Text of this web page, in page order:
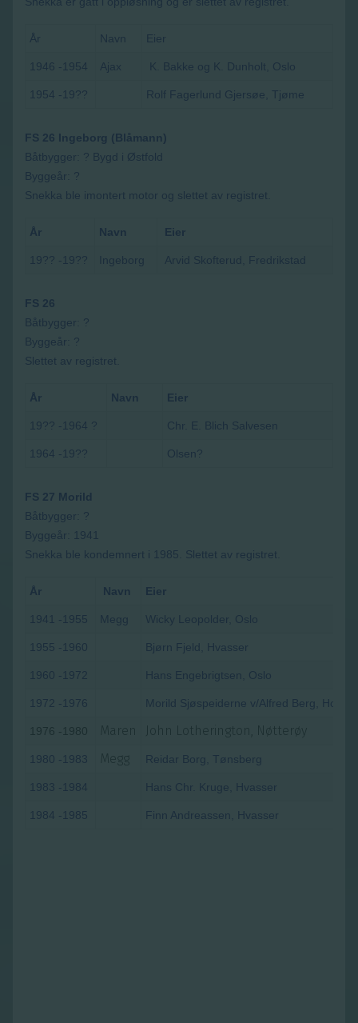
År Navn Eier
1946 -1954 Ajax K. Bakke og K. Dunholt, Oslo
1954 -19?? Rolf Fagerlund Gjersøe, Tjøme
FS 26 Ingeborg (Blåmann)
Båtbygger: ? Bygd i Østfold
Byggeår: ?
Snekka ble imontert motor og slettet av registret.
År Navn Eier
19?? -19?? Ingeborg Arvid Skofterud, Fredrikstad
FS 26
Båtbygger: ?
Byggeår: ?
Slettet av registret.
År Navn Eier
19?? -1964 ? Chr. E. Blich Salvesen
1964 -19?? Olsen?
FS 27 Morild
Båtbygger: ?
Byggeår: 1941
Snekka ble kondemnert i 1985. Slettet av registret.
År Navn Eier
1941 -1955 Megg Wicky Leopolder, Oslo
1955 -1960 Bjørn Fjeld, Hvasser
1960 -1972 Hans Engebrigtsen, Oslo
1972 -1976 Morild Sjøspeiderne v/Alfred Berg, Horten
1976 -1980 Maren John Lotherington, Nøtterøy
1980 -1983 Megg Reidar Borg, Tønsberg
1983 -1984 Hans Chr. Kruge, Hvasser
1984 -1985 Finn Andreassen, Hvasser